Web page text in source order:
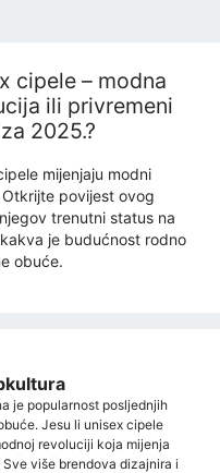
cipele – modna
ili privremeni
2025.?
mijenjaju modni
povijest ovog
trenutni status na
je budućnost rodno
obuće.
je popularnost posljednjih
Jesu li unisex cipele
revoluciji koja mijenja
više brendova dizajnira i